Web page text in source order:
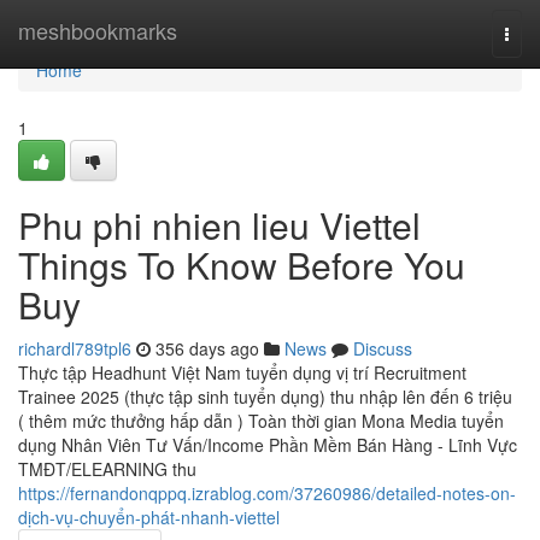
meshbookmarks
Home
Home
1
Phu phi nhien lieu Viettel
Things To Know Before You
Buy
richardl789tpl6 356 days ago News
Discuss
Thực tập Headhunt Việt Nam tuyển dụng vị trí Recruitment
Trainee 2025 (thực tập sinh tuyển dụng) thu nhập lên đến 6 triệu
( thêm mức thưởng hấp dẫn ) Toàn thời gian Mona Media tuyển
dụng Nhân Viên Tư Vấn/Income Phần Mềm Bán Hàng - Lĩnh Vực
TMĐT/ELEARNING thu
https://fernandonqppq.izrablog.com/37260986/detailed-notes-on-
dịch-vụ-chuyển-phát-nhanh-viettel